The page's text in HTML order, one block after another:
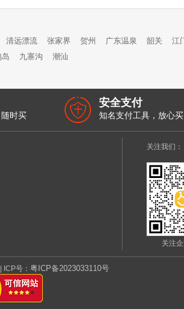
清远漂流 张家界 贺州 广东温泉 韶关 江
岛 九寨沟 潮汕
时买
安全支付
知名支付工具，放心买
关注我们：
关注
号： 粤ICP备2023033110号